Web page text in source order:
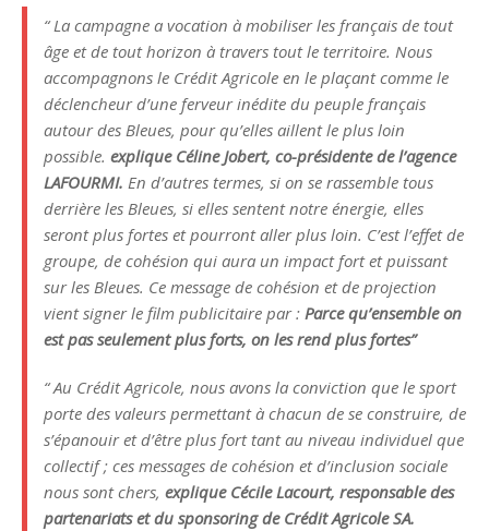
“ La campagne a vocation à mobiliser les français de tout
âge et de tout horizon à travers tout le territoire. Nous
accompagnons le Crédit Agricole en le plaçant comme le
déclencheur d’une ferveur inédite du peuple français
autour des Bleues, pour qu’elles aillent le plus loin
possible. explique Céline Jobert, co-présidente de l’agence
LAFOURMI. En d’autres termes, si on se rassemble tous
derrière les Bleues, si elles sentent notre énergie, elles
seront plus fortes et pourront aller plus loin. C’est l’effet de
groupe, de cohésion qui aura un impact fort et puissant
sur les Bleues. Ce message de cohésion et de projection
vient signer le film publicitaire par : Parce qu’ensemble on
est pas seulement plus forts, on les rend plus fortes”
“Au Crédit Agricole, nous avons la conviction que le sport
porte des valeurs permettant à chacun de se construire, de
s’épanouir et d’être plus fort tant au niveau individuel que
collectif ; ces messages de cohésion et d’inclusion sociale
nous sont chers, explique Cécile Lacourt, responsable des
partenariats et du sponsoring de Crédit Agricole SA.